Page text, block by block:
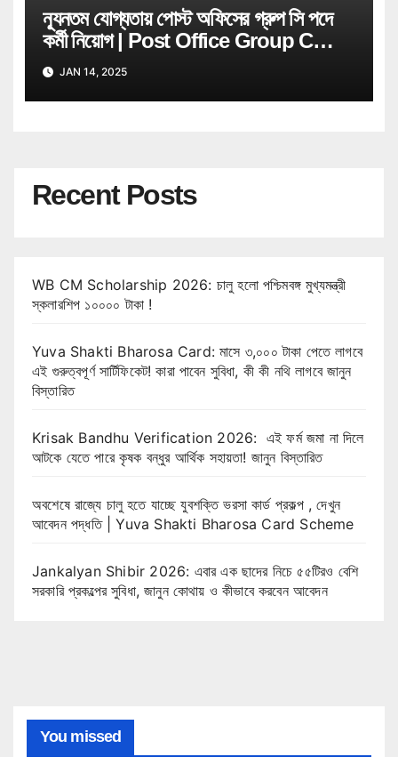
ন্যূনতম যোগ্যতায় পোস্ট অফিসের গ্রুপ সি পদে
কর্মী নিয়োগ | Post Office Group C
Recruitment
JAN 14, 2025
Recent Posts
WB CM Scholarship 2026: চালু হলো পশ্চিমবঙ্গ মুখ্যমন্ত্রী
স্কলারশিপ ১০০০০ টাকা !
Yuva Shakti Bharosa Card: মাসে ৩,০০০ টাকা পেতে লাগবে
এই গুরুত্বপূর্ণ সার্টিফিকেট! কারা পাবেন সুবিধা, কী কী নথি লাগবে জানুন
বিস্তারিত
Krisak Bandhu Verification 2026: এই ফর্ম জমা না দিলে
আটকে যেতে পারে কৃষক বন্ধুর আর্থিক সহায়তা! জানুন বিস্তারিত
অবশেষে রাজ্যে চালু হতে যাচ্ছে যুবশক্তি ভরসা কার্ড প্রকল্প , দেখুন
আবেদন পদ্ধতি | Yuva Shakti Bharosa Card Scheme
Jankalyan Shibir 2026: এবার এক ছাদের নিচে ৫৫টিরও বেশি
সরকারি প্রকল্পের সুবিধা, জানুন কোথায় ও কীভাবে করবেন আবেদন
You missed